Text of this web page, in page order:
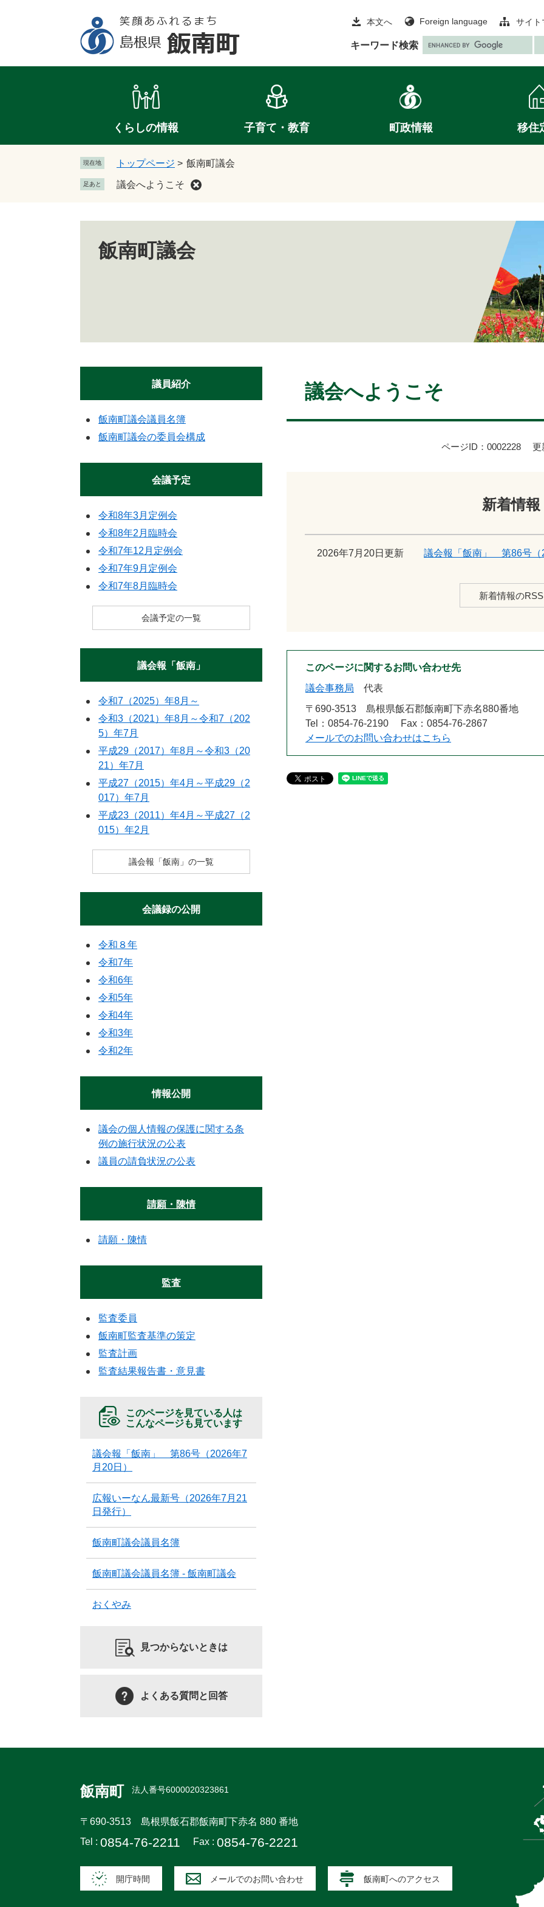
先
を
本文へ Foreign language サイト
キーワード検索
o
l
カ
ス
くらしの情報 子育て・教育 町政情報 移住
現在地 トップページ > 飯南町議会
足あと 議会へようこそ
飯南町議会
議会へようこそ
ページID：0002228 更
新着情報
2026年7月20日更新 議会報「飯南」 第86号（
新着情報のRSS
このページに関するお問い合わせ先
議会事務局
代表
〒690-3513
島根県飯石郡飯南町下赤名880番地
Tel：0854-76-2190
Fax：0854-76-2867
メールでのお問い合わせはこちら
議員紹介
飯南町議会議員名簿
飯南町議会の委員会構成
会議予定
令和8年3月定例会
令和8年2月臨時会
令和7年12月定例会
令和7年9月定例会
令和7年8月臨時会
会議予定の一覧
議会報「飯南」
令和7（2025）年8月～
令和3（2021）年8月～令和7（202
5）年7月
平成29（2017）年8月～令和3（20
21）年7月
平成27（2015）年4月～平成29（2
017）年7月
平成23（2011）年4月～平成27（2
015）年2月
議会報「飯南」の一覧
会議録の公開
令和８年
令和7年
令和6年
令和5年
令和4年
令和3年
令和2年
情報公開
議会の個人情報の保護に関する条
例の施行状況の公表
議員の請負状況の公表
請願・陳情
請願・陳情
監査
監査委員
飯南町監査基準の策定
監査計画
監査結果報告書・意見書
このページを見ている人は
こんなページも見ています
議会報「飯南」 第86号（2026年7
月20日）
広報いーなん最新号（2026年7月21
日発行）
飯南町議会議員名簿
飯南町議会議員名簿 - 飯南町議会
おくやみ
見つからないときは
よくある質問と回答
飯南町 法人番号6000020323861
〒690-3513 島根県飯石郡飯南町下赤名 880 番地
Tel : 0854-76-2211 Fax : 0854-76-2221
開庁時間 メールでのお問い合わせ 飯南町へのアクセス